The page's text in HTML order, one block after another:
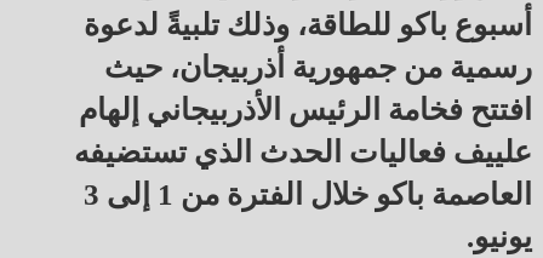
أسبوع باكو للطاقة، وذلك تلبيةً لدعوة
رسمية من جمهورية أذربيجان، حيث
افتتح فخامة الرئيس الأذربيجاني إلهام
علييف فعاليات الحدث الذي تستضيفه
العاصمة باكو خلال الفترة من 1 إلى 3
يونيو.